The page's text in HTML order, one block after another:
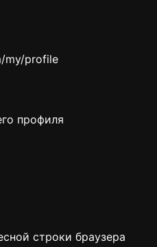
my/profile
профиля
строки браузера